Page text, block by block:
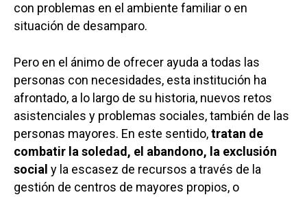
con problemas en el ambiente familiar o en
situación de desamparo.
Pero en el ánimo de ofrecer ayuda a todas las
personas con necesidades, esta institución ha
afrontado, a lo largo de su historia, nuevos retos
asistenciales y problemas sociales, también de las
personas mayores. En este sentido,tratan de
combatir la soledad, el abandono, la exclusión
social y la escasez de recursos a través de la
gestión de centros de mayores propios, o